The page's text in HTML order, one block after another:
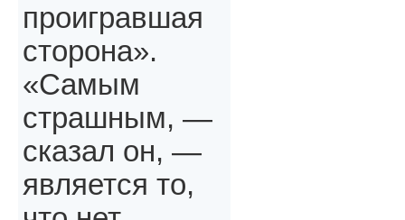
проигравшая
сторона».
«Самым
страшным, —
сказал он, —
является то,